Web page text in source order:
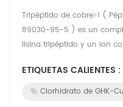
Tripéptido de cobre-1 (
89030-95-5 ) es un
lisina tripéptido y un ion
ETIQUETAS CALIENTES :
Clorhidrato de GHK-Cu